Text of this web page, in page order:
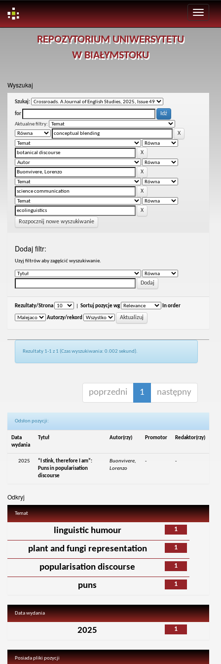
REPOZYTORIUM UNIWERSYTETU
W BIAŁYMSTOKU
Wyszukaj
Szukaj:
for
Aktualne filtry:
Rozpocznij nowe wyszukiwanie
Dodaj filtr:
Uzyj filtrów aby zagęścić wyszukiwanie.
Rezultaty/Strona Sortuj pozycje wg In order
Autorzy/rekord
Rezultaty 1-1 z 1 (Czas wyszukiwania: 0.002 sekund).
poprzedni 1 następny
Odsłon pozycji:
Data
wydania
Tytuł Autor(rzy) Promotor Redaktor(rzy)
2025
“I stink, therefore I am”:
Puns in popularisation
discourse
Buonvivere,
Lorenzo
- -
Odkryj
Temat
1
linguistic humour
1
plant and fungi representation
1
popularisation discourse
1
puns
Data wydania
1
2025
Posiada pliki pozycji